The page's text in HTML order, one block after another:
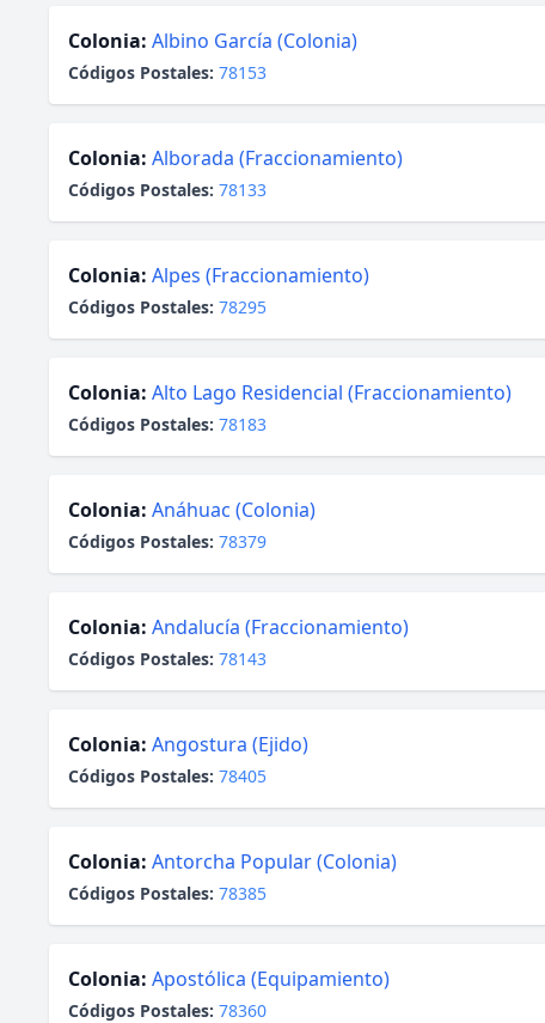
Colonia: Albino García (Colonia)
Códigos Postales: 78153
Colonia: Alborada (Fraccionamiento)
Códigos Postales: 78133
Colonia: Alpes (Fraccionamiento)
Códigos Postales: 78295
Colonia: Alto Lago Residencial (Fraccionamiento)
Códigos Postales: 78183
Colonia: Anáhuac (Colonia)
Códigos Postales: 78379
Colonia: Andalucía (Fraccionamiento)
Códigos Postales: 78143
Colonia: Angostura (Ejido)
Códigos Postales: 78405
Colonia: Antorcha Popular (Colonia)
Códigos Postales: 78385
Colonia: Apostólica (Equipamiento)
Códigos Postales: 78360